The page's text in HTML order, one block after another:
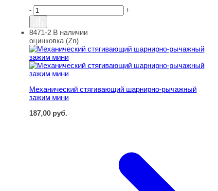
- +
Механический стягивающий шарнирно-рычажный
8471-2 В наличии
оцинковка (Zn)
Механический стягивающий шарнирно-рычажный
зажим мини
187,00 руб.